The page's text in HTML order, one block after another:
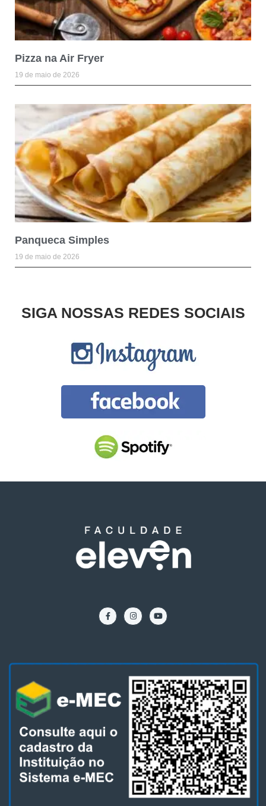
Pizza na Air Fryer
19 de maio de 2026
Panqueca Simples
19 de maio de 2026
SIGA NOSSAS REDES SOCIAIS